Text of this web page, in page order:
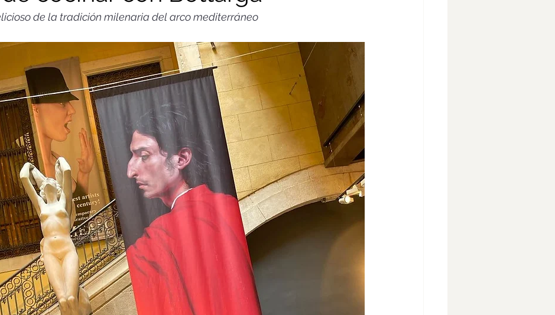
ensalada Turquía Barcelona frutos del mar
winepairing pizza Tunez Lisboa Sintra pesca sostenible
de la tradición milenaria del arco mediterráneo